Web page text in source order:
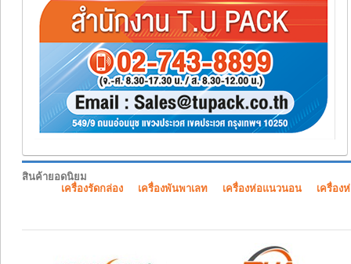
สินค้ายอดนิยม
เครื่องรัดกล่อง
เครื่องพันพาเลท เครื่องห่อแนวนอน เครื่อง